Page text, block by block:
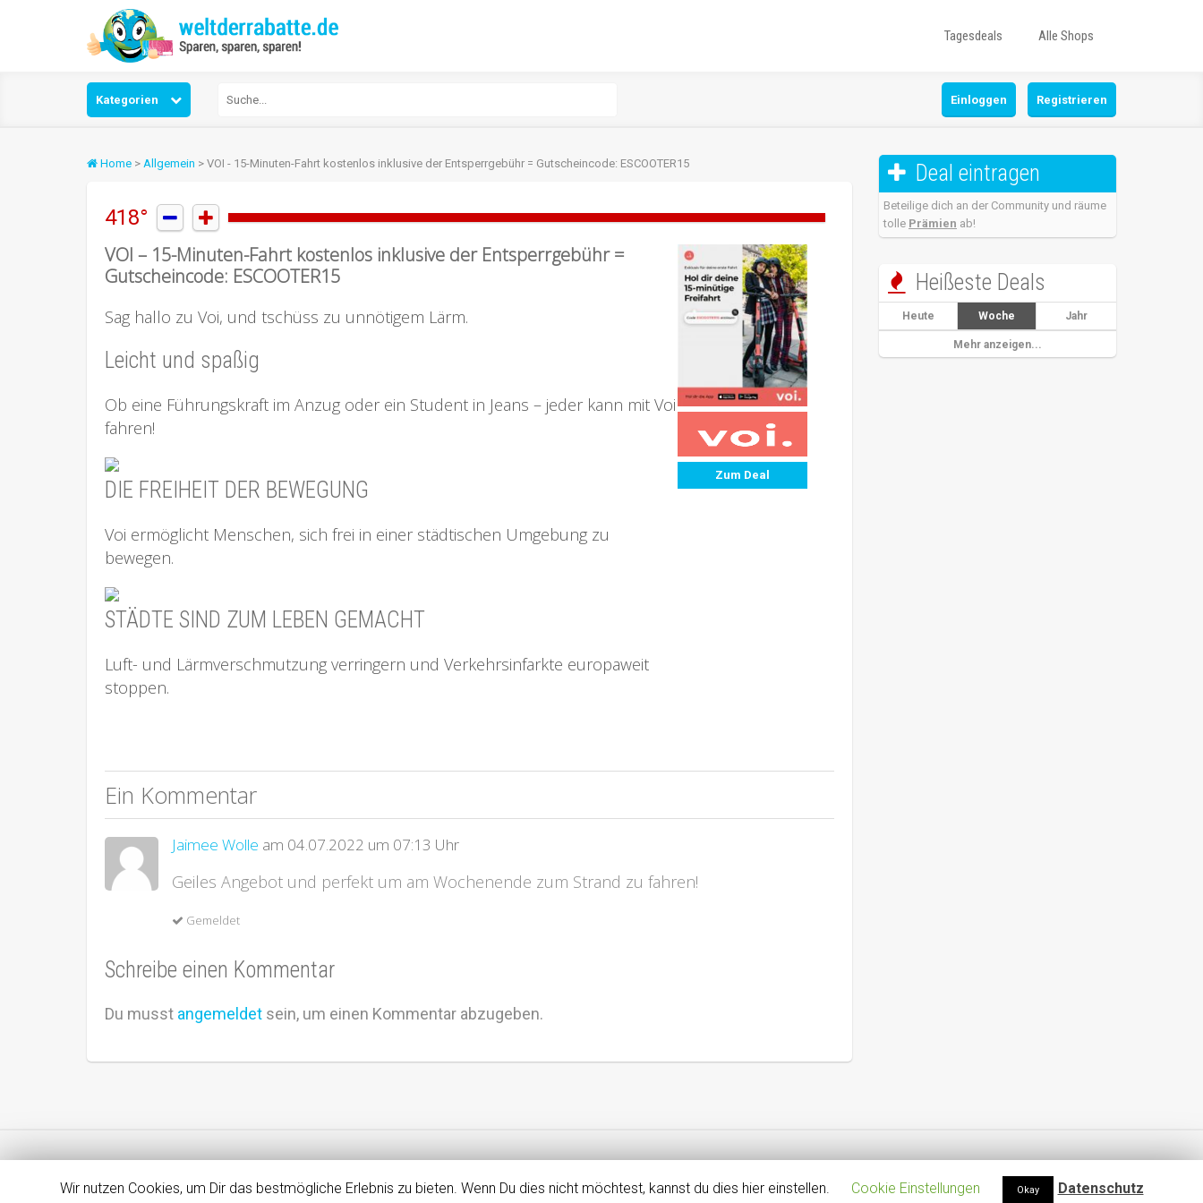
Tagesdeals Alle Shops
Kategorien Einloggen Registrieren
Home > Allgemein > VOI - 15-Minuten-Fahrt kostenlos inklusive der Entsperrgebühr = Gutscheincode: ESCOOTER15
418°  
VOI – 15-Minuten-Fahrt kostenlos inklusive der Entsperrgebühr =
Gutscheincode: ESCOOTER15
Sag hallo zu Voi, und tschüss zu unnötigem Lärm.
Leicht und spaßig
Ob eine Führungskraft im Anzug oder ein Student in Jeans – jeder kann mit Voi
fahren!
DIE FREIHEIT DER BEWEGUNG
Voi ermöglicht Menschen, sich frei in einer städtischen Umgebung zu
bewegen.
STÄDTE SIND ZUM LEBEN GEMACHT
Luft- und Lärmverschmutzung verringern und Verkehrsinfarkte europaweit
stoppen.
Zum Deal
Ein Kommentar
Jaimee Wolle am 04.07.2022 um 07:13 Uhr
Geiles Angebot und perfekt um am Wochenende zum Strand zu fahren!
Gemeldet
Schreibe einen Kommentar
Du musst angemeldet sein, um einen Kommentar abzugeben.
 Deal eintragen
Beteilige dich an der Community und räume
tolle Prämien ab!
 Heißeste Deals
Heute Woche Jahr
Mehr anzeigen...
Girokontenvergleich – Bis zu 100€ für Kontoeröffnung geschenkt!
Wir nutzen Cookies, um Dir das bestmögliche Erlebnis zu bieten. Wenn Du dies nicht möchtest, kannst du dies hier einstellen. Cookie Einstellungen Okay Datenschutz